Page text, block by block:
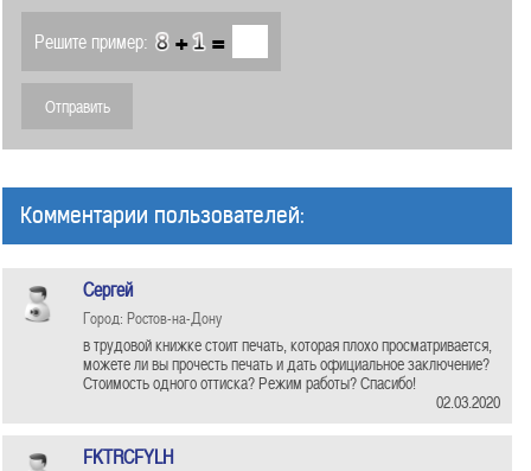
Решите пример: + =
Комментарии пользователей:
Сергей
Город: Ростов-на-Дону
в трудовой книжке стоит печать, которая плохо просматривается,
можете ли вы прочесть печать и дать официальное заключение?
Стоимость одного оттиска? Режим работы? Спасибо!
02.03.2020
FKTRCFYLH